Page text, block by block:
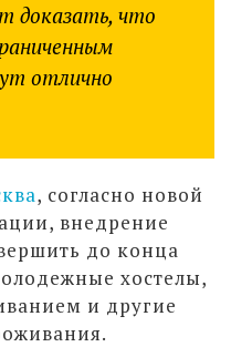
доказать, что
отлично
, согласно новой
внедрение
до конца
хостелы,
и другие